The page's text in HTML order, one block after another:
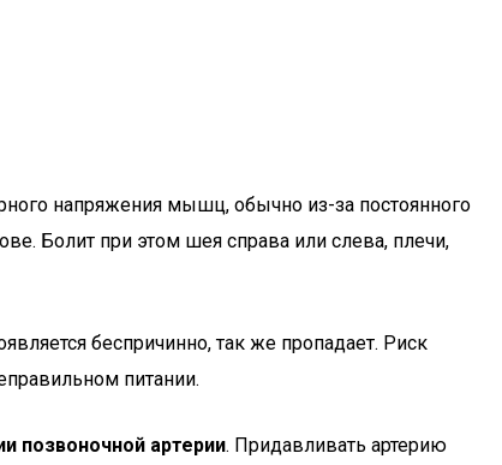
напряжения мышц, обычно из-за постоянного
Болит при этом шея справа или слева, плечи,
беспричинно, так же пропадает. Риск
питании.
позвоночной артерии. Придавливать артерию